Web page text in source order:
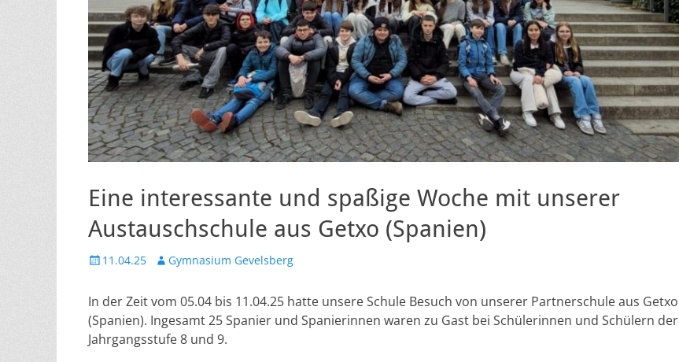
Eine interessante und spaßige Woche mit unserer
Austauschschule aus Getxo (Spanien)
Veröffentlicht
11.04.25 AutorGymnasium Gevelsberg
In der Zeit vom 05.04 bis 11.04.25 hatte unsere Schule Besuch von unserer Partnerschule aus Getxo
(Spanien). Ingesamt 25 Spanier und Spanierinnen waren zu Gast bei Schülerinnen und Schülern der
Jahrgangsstufe 8 und 9.